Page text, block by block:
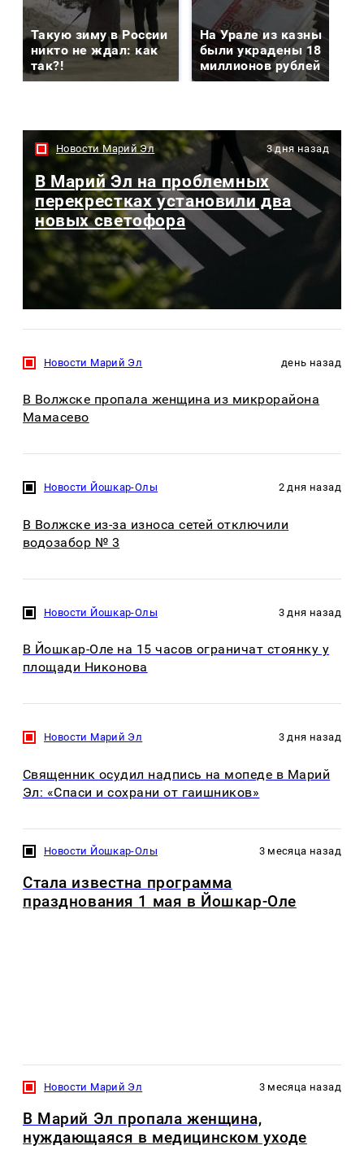
Такую зиму в России
никто не ждал: как
так?!
На Урале из казны
были украдены 18
миллионов рублей
Новости Марий Эл 3 дня назад
В Марий Эл на проблемных
перекрестках установили два
новых светофора
Новости Марий Эл день назад
В Волжске пропала женщина из микрорайона
Мамасево
Новости Йошкар-Олы 2 дня назад
В Волжске из-за износа сетей отключили
водозабор № 3
Новости Йошкар-Олы 3 дня назад
В Йошкар-Оле на 15 часов ограничат стоянку у
площади Никонова
Новости Марий Эл 3 дня назад
Священник осудил надпись на мопеде в Марий
Эл: «Спаси и сохрани от гаишников»
Новости Йошкар-Олы 3 месяца назад
Стала известна программа
празднования 1 мая в Йошкар-Оле
Новости Марий Эл 3 месяца назад
В Марий Эл пропала женщина,
нуждающаяся в медицинском уходе